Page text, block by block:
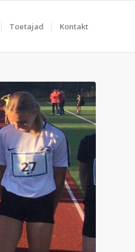
Toetajad Kontakt